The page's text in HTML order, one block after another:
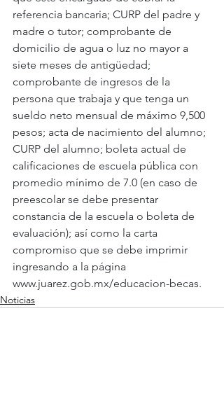
referencia bancaria; CURP del padre y
madre o tutor; comprobante de
domicilio de agua o luz no mayor a
siete meses de antigüedad;
comprobante de ingresos de la
persona que trabaja y que tenga un
sueldo neto mensual de máximo 9,500
pesos; acta de nacimiento del alumno;
CURP del alumno; boleta actual de
calificaciones de escuela pública con
promedio mínimo de 7.0 (en caso de
preescolar se debe presentar
constancia de la escuela o boleta de
evaluación); así como la carta
compromiso que se debe imprimir
ingresando a la página
www.juarez.gob.mx/educacion-becas.
Noticias